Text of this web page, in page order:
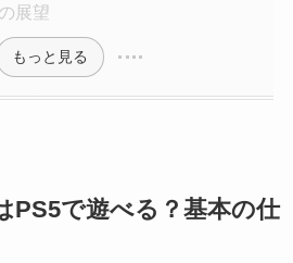
展望
もっと見る
PS5で遊べる？基本の仕